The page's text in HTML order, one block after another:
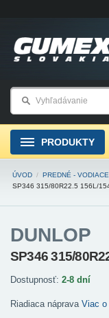
PRODUKTY
ÚVOD / PREDNÉ -
SP346 315/80R22.5 156L/
DUNLOP
SP346 315/
Dostupnosť: 2-8 dní
Riadiaca náprava Viac o